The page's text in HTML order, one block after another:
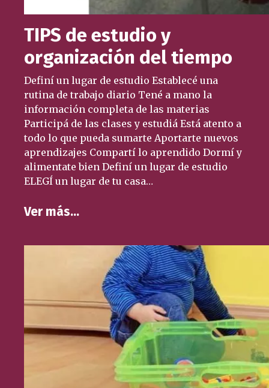
TIPS de estudio y
organización del tiempo
Definí un lugar de estudio Establecé una
rutina de trabajo diario Tené a mano la
información completa de las materias
Participá de las clases y estudiá Está atento a
todo lo que pueda sumarte Aportarte nuevos
aprendizajes Compartí lo aprendido Dormí y
alimentate bien Definí un lugar de estudio
ELEGÍ un lugar de tu casa…
Ver más…